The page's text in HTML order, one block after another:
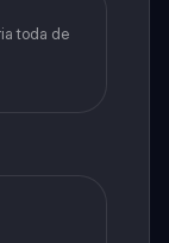
toda de